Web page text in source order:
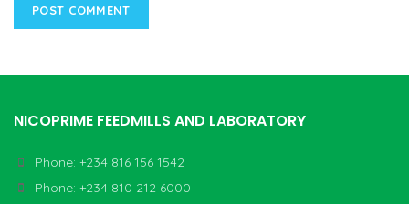
NICOPRIME FEEDMILLS AND LABORATORY
Phone: +234 816 156 1542
Phone: +234 810 212 6000